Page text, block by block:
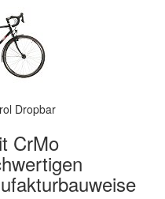
Dropbar
CrMo